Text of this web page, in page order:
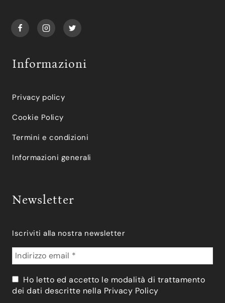
Informazioni
Privacy policy
Cookie Policy
Termini e condizioni
Informazioni generali
Newsletter
Iscriviti alla nostra newsletter
Ho letto ed accetto le modalità di trattamento
dei dati descritte nella Privacy Policy